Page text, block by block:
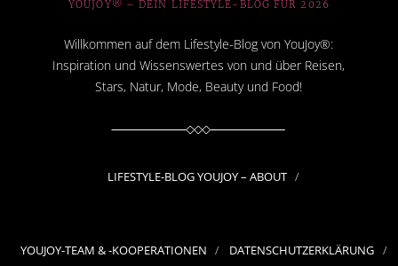
YOUJOY® – DEIN LIFESTYLE-BLOG FÜR 2026
Willkommen auf dem Lifestyle-Blog von YouJoy®:
Inspiration und Wissenswertes von und über Reisen,
Stars, Natur, Mode, Beauty und Food!
LIFESTYLE-BLOG YOUJOY – ABOUT
YOUJOY-TEAM & -KOOPERATIONEN DATENSCHUTZERKLÄRUNG